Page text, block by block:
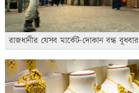
রাজধানীর যেসব মার্কেট-দোকান বন্ধ বুধবার